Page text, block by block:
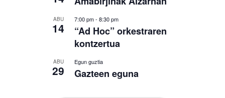
ABU
14
7:00 pm- 8:30 pm
“Ad Hoc” orkestraren
kontzertua
ABU
29
Egun guztia
Gazteen eguna